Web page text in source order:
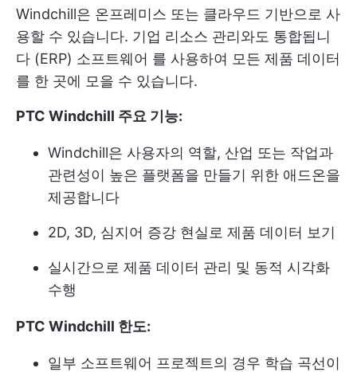
Windchill은 온프레미스 또는 클라우드 기반으로 사
용할 수 있습니다. 기업 리소스 관리와도 통합됩니
다 (ERP) 소프트웨어 를 사용하여 모든 제품 데이터
를 한 곳에 모을 수 있습니다.
PTC Windchill 주요 기능:
Windchill은 사용자의 역할, 산업 또는 작업과
관련성이 높은 플랫폼을 만들기 위한 애드온을
제공합니다
2D, 3D, 심지어 증강 현실로 제품 데이터 보기
실시간으로 제품 데이터 관리 및 동적 시각화
수행
PTC Windchill 한도:
일부 소프트웨어 프로젝트의 경우 학습 곡선이